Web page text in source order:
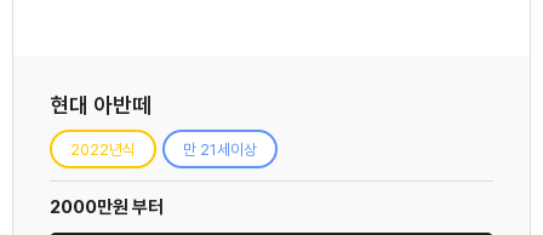
현대 아반떼
2022년식 만 21세이상
2000만원 부터